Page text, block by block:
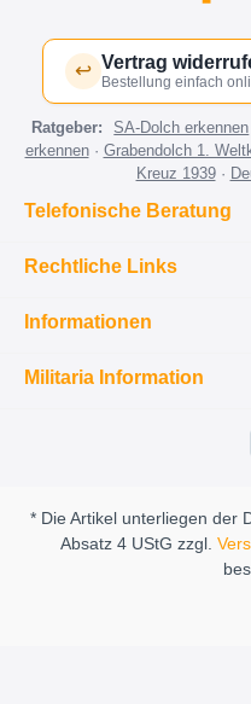
↩ Vertrag
Bestellung einfach
Ratgeber: SA-Dolch erkennen
erkennen· Grabendolch 1.
Kreuz 1939·
Telefonische Beratung
Rechtliche Links
Informationen
Militaria Information
* Die Artikel unterliegen der
Absatz 4 UStG zzgl.